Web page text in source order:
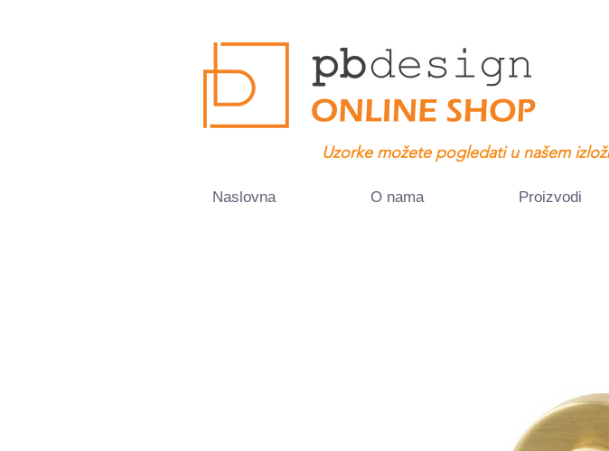
Uzorke možete pogledati u našem
Naslovna O nama Proizvodi